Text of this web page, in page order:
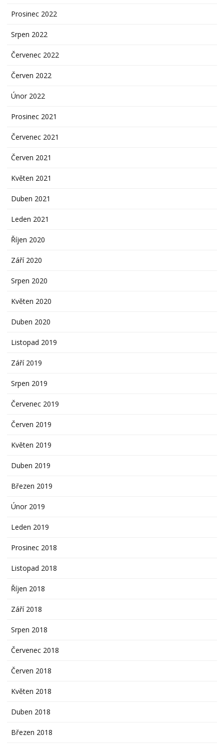
Prosinec 2022
Srpen 2022
Červenec 2022
Červen 2022
Únor 2022
Prosinec 2021
Červenec 2021
Červen 2021
Květen 2021
Duben 2021
Leden 2021
Říjen 2020
Září 2020
Srpen 2020
Květen 2020
Duben 2020
Listopad 2019
Září 2019
Srpen 2019
Červenec 2019
Červen 2019
Květen 2019
Duben 2019
Březen 2019
Únor 2019
Leden 2019
Prosinec 2018
Listopad 2018
Říjen 2018
Září 2018
Srpen 2018
Červenec 2018
Červen 2018
Květen 2018
Duben 2018
Březen 2018